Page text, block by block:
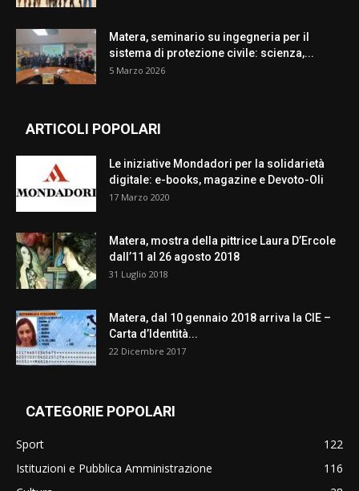
Matera, seminario su ingegneria per il
sistema di protezione civile: scienza,...
5 Marzo 2026
ARTICOLI POPOLARI
Le iniziative Mondadori per la solidarietà
digitale: e-books, magazine e Devoto-Oli
17 Marzo 2020
Matera, mostra della pittrice Laura D’Ercole
dall’11 al 26 agosto 2018
31 Luglio 2018
Matera, dal 10 gennaio 2018 arriva la CIE –
Carta d’Identità...
22 Dicembre 2017
CATEGORIE POPOLARI
Sport
122
Istituzioni e Pubblica Amministrazione
116